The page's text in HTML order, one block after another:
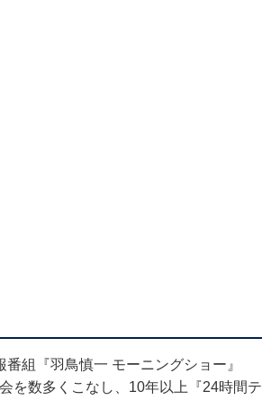
組『羽鳥慎一 モーニングショー』
を数多くこなし、10年以上『24時間テ